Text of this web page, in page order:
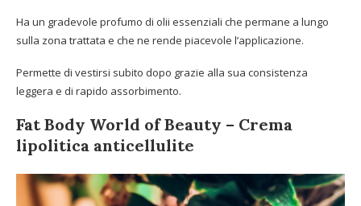
Ha un gradevole profumo di olii essenziali che permane a lungo
sulla zona trattata e che ne rende piacevole l’applicazione.
Permette di vestirsi subito dopo grazie alla sua consistenza
leggera e di rapido assorbimento.
Fat Body World of Beauty – Crema
lipolitica anticellulite